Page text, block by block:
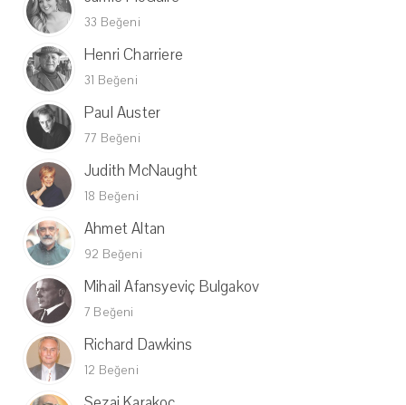
33 Beğeni
Henri Charriere
31 Beğeni
Paul Auster
77 Beğeni
Judith McNaught
18 Beğeni
Ahmet Altan
92 Beğeni
Mihail Afansyeviç Bulgakov
7 Beğeni
Richard Dawkins
12 Beğeni